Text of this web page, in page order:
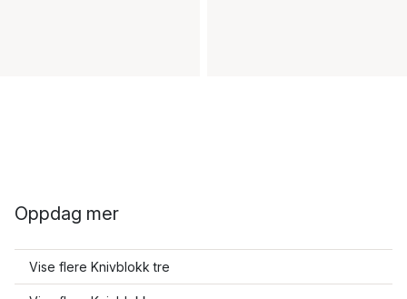
Oppdag mer
Vise flere Knivblokk tre